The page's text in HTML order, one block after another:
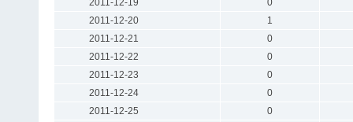
2011-12-19
0
2011-12-20
1
2011-12-21
0
2011-12-22
0
2011-12-23
0
2011-12-24
0
2011-12-25
0